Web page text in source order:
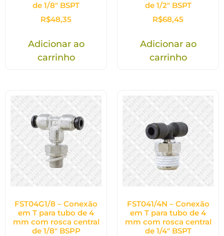
de 1/8″ BSPT
R$48,35
Adicionar ao
carrinho
de 1/2″ BSPT
R$68,45
Adicionar ao
carrinho
FST04G1/8 – Conexão
em T para tubo de 4
mm com rosca central
de 1/8″ BSPP
FST041/4N – Conexão
em T para tubo de 4
mm com rosca central
de 1/4″ BSPT